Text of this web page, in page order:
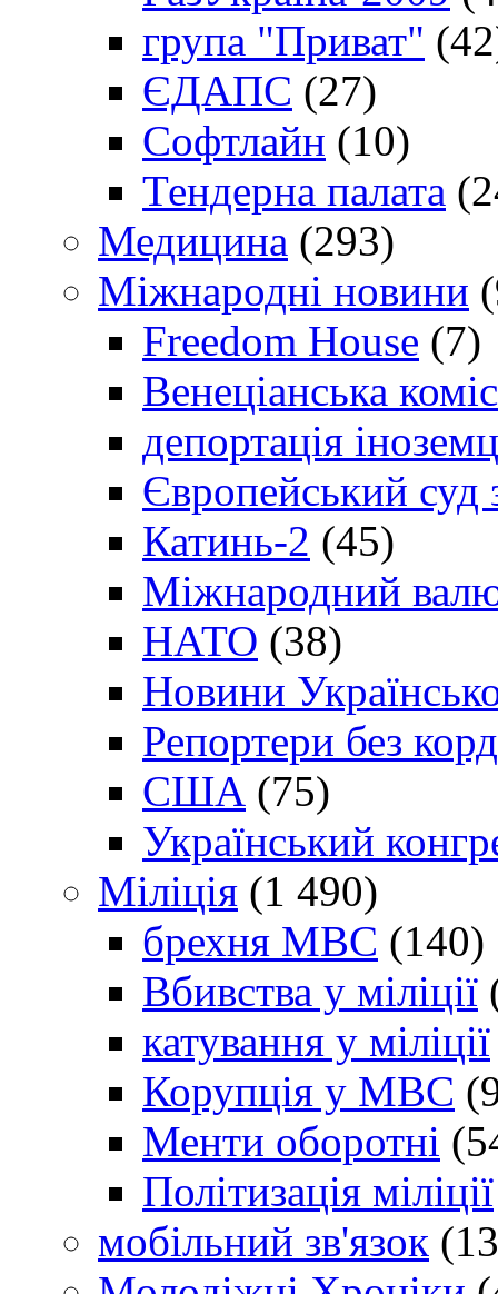
група "Приват"
ЄДАПС (27)
Софтлайн (10)
Тендерна палата
Медицина (293)
Міжнародні новини
Freedom House (7)
Венеціанська
депортація
Європейський
Катинь-2 (45)
Міжнародний
НАТО (38)
Новини
Репортери без
США (75)
Український
Міліція (1 490)
брехня МВС (140)
Вбивства у міліції
катування у міліції
Корупція у МВС
Менти оборотні
Політизація міліції
мобільний зв'язок